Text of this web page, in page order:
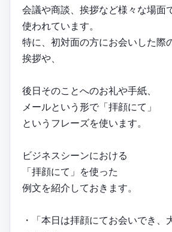
会議や商談、挨拶など様々な場面
使われています。
特に、初対面の方にお会いした際
挨拶や、
後日そのことへのお礼や手紙、
メールという形で「拝顔にて」
というフレーズを使います。
ビジネスシーンにおける
「拝顔にて」を使った
例文を紹介しておきます。
・「本日は拝顔にてお会いでき、